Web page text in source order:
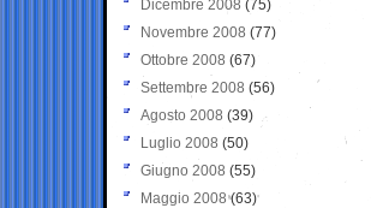
Dicembre 2008 (75)
Novembre 2008 (77)
Ottobre 2008 (67)
Settembre 2008 (56)
Agosto 2008 (39)
Luglio 2008 (50)
Giugno 2008 (55)
Maggio 2008(63)